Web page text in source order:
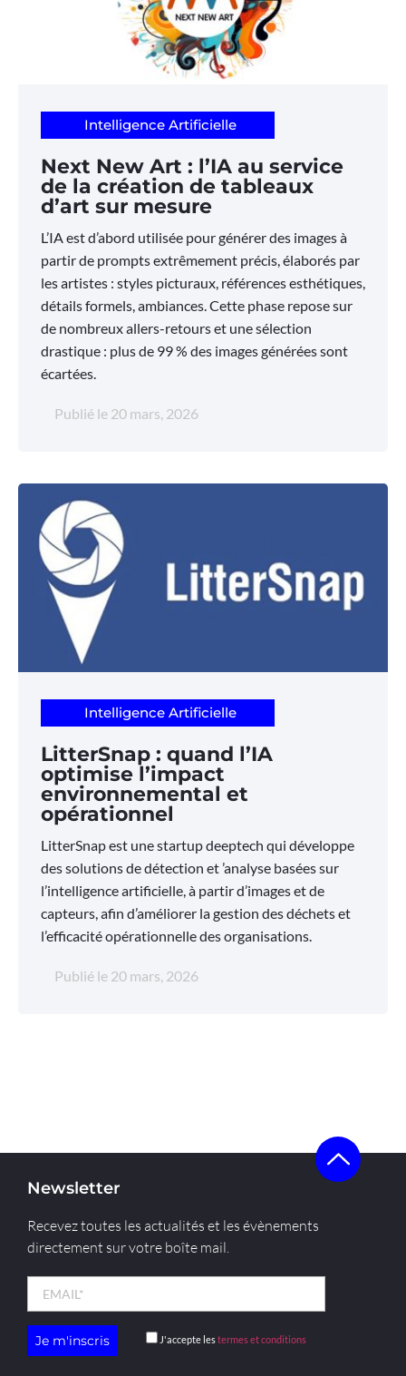
Intelligence Artificielle
Next New Art : l’IA au service
de la création de tableaux
d’art sur mesure
L’IA est d’abord utilisée pour générer des images à
partir de prompts extrêmement précis, élaborés par
les artistes : styles picturaux, références esthétiques,
détails formels, ambiances. Cette phase repose sur
de nombreux allers-retours et une sélection
drastique : plus de 99 % des images générées sont
écartées.
Publié le 20 mars, 2026
Intelligence Artificielle
LitterSnap : quand l’IA
optimise l’impact
environnemental et
opérationnel
LitterSnap est une startup deeptech qui développe
des solutions de détection et ’analyse basées sur
l’intelligence artificielle, à partir d’images et de
capteurs, afin d’améliorer la gestion des déchets et
l’efficacité opérationnelle des organisations.
Publié le 20 mars, 2026
Newsletter
Recevez toutes les actualités et les évènements
directement sur votre boîte mail.
J'accepte lestermes et conditions